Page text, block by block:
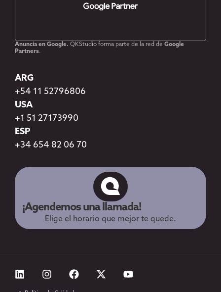
Anuncia en Google. QKStudio forma parte de la red de Google
Partners.
ARG
+54 11 52796806
USA
+1 51 27173990
ESP
+34 654 82 06 70
¡Agendemos una llamada!
Elige el horario que mejor te quede.